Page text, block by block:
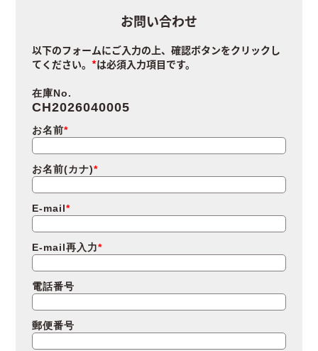
お問い合わせ
以下のフォームにご入力の上、確認ボタンをクリックし
てください。
は必須入力項目です。
在庫No.
CH2026040005
お名前
お名前(カナ)
E-mail
E-mail再入力
電話番号
郵便番号